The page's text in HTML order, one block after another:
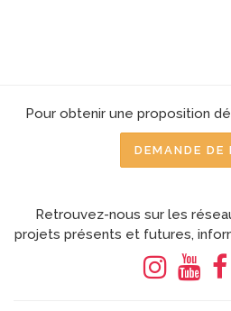
Pour obtenir une proposition
DEMANDE DE
Retrouvez-nous sur les
projets présents et futures,